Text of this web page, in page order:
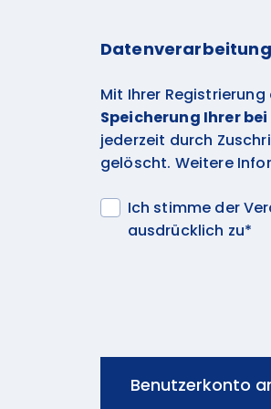
Datenverarbeitung
Mit Ihrer
Speicherung Ihrer
jederzeit durch
gelöscht. Weitere
Ich stimme der
ausdrücklich zu*
Benutzerkonto